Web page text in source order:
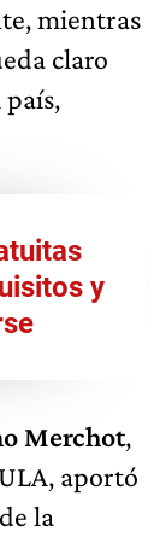
mientras
claro
y
Merchot,
aportó
la